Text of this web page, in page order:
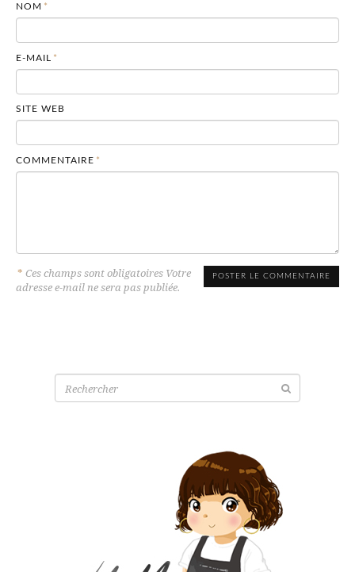
NOM *
E-MAIL *
SITE WEB
COMMENTAIRE *
* Ces champs sont obligatoires Votre
adresse e-mail ne sera pas publiée.
Recherche
pour: